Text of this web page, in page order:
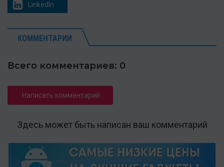
LinkedIn
КОММЕНТАРИИ
Всего комментариев: 0
Написать комментарий
Здесь может быть написан ваш комментарий